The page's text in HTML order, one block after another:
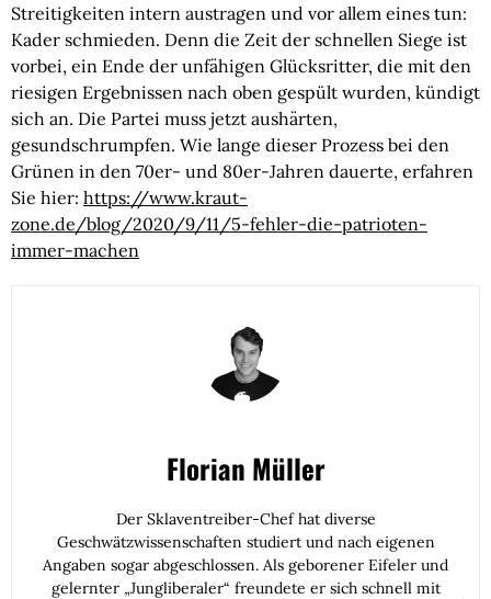
Streitigkeiten intern austragen und vor allem eines tun:
Kader schmieden. Denn die Zeit der schnellen Siege ist
vorbei, ein Ende der unfähigen Glücksritter, die mit den
riesigen Ergebnissen nach oben gespült wurden, kündigt
sich an. Die Partei muss jetzt aushärten,
gesundschrumpfen. Wie lange dieser Prozess bei den
Grünen in den 70er- und 80er-Jahren dauerte, erfahren
Sie hier: https://www.kraut-
zone.de/blog/2020/9/11/5-fehler-die-patrioten-
immer-machen
Florian Müller
Der Sklaventreiber-Chef hat diverse
Geschwätzwissenschaften studiert und nach eigenen
Angaben sogar abgeschlossen. Als geborener Eifeler und
gelernter „Jungliberaler“ freundete er sich schnell mit